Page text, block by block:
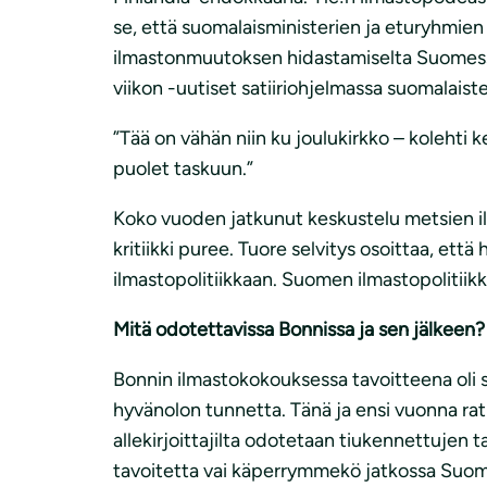
se, että suomalaisministerien ja
ilmastonmuutoksen hidastamiselta
viikon -uutiset satiiriohjelmassa
”Tää on vähän niin ku joulukirkko – kolehti
puolet taskuun.”
Koko vuoden jatkunut keskustelu
kritiikki puree. Tuore selvitys osoittaa,
ilmastopolitiikkaan. Suomen
Mitä odotettavissa Bonnissa ja sen jälkeen?
Bonnin ilmastokokouksessa tavoitteena oli
hyvänolon tunnetta. Tänä ja ensi vuonna
allekirjoittajilta odotetaan tiukennettujen
tavoitetta vai käperrymmekö jatkossa